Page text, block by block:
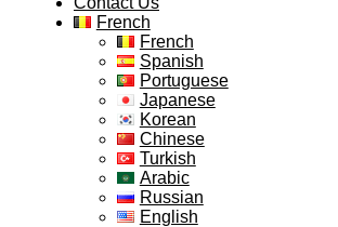
French
French
Spanish
Portuguese
Japanese
Korean
Chinese
Turkish
Arabic
Russian
English